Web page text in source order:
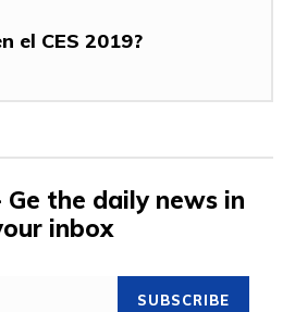
el CES 2019?
the daily news in
inbox
SUBSCRIBE